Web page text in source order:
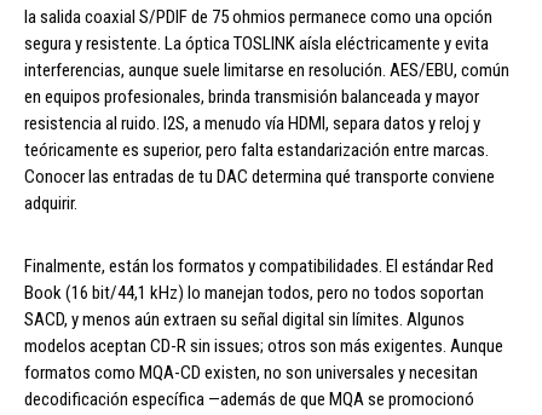
la salida coaxial S/PDIF de 75 ohmios permanece como una opción
segura y resistente. La óptica TOSLINK aísla eléctricamente y evita
interferencias, aunque suele limitarse en resolución. AES/EBU, común
en equipos profesionales, brinda transmisión balanceada y mayor
resistencia al ruido. I2S, a menudo vía HDMI, separa datos y reloj y
teóricamente es superior, pero falta estandarización entre marcas.
Conocer las entradas de tu DAC determina qué transporte conviene
adquirir.
Finalmente, están los formatos y compatibilidades. El estándar Red
Book (16 bit/44,1 kHz) lo manejan todos, pero no todos soportan
SACD, y menos aún extraen su señal digital sin límites. Algunos
modelos aceptan CD-R sin issues; otros son más exigentes. Aunque
formatos como MQA-CD existen, no son universales y necesitan
decodificación específica —además de que MQA se promocionó